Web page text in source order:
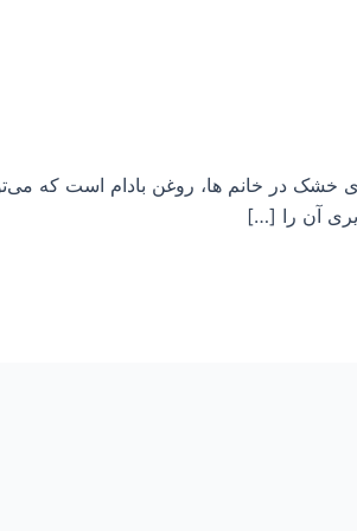
در خانم ها، روغن بادام است که
آن را […]